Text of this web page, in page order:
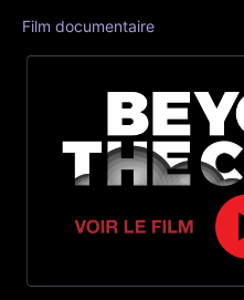
Film documentaire